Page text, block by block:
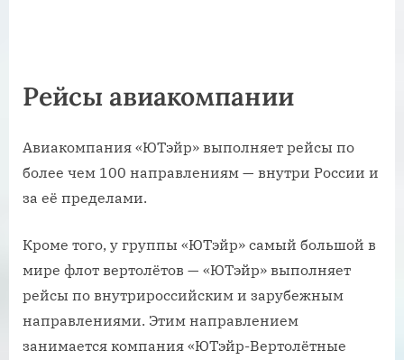
Рейсы авиакомпании
Авиакомпания «ЮТэйр» выполняет рейсы по
более чем 100 направлениям — внутри России и
за её пределами.
Кроме того, у группы «ЮТэйр» самый большой в
мире флот вертолётов — «ЮТэйр» выполняет
рейсы по внутрироссийским и зарубежным
направлениями. Этим направлением
занимается компания «ЮТэйр-Вертолётные